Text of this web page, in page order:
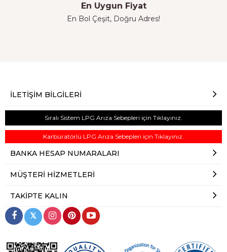
En Uygun Fiyat
En Bol Çeşit, Doğru Adres!
İLETIŞIM BILGILERI
Sıralı Sistem LPG Arıza Sebepleri için Tıklayınız.
Karbüratörlü LPG Arıza Sebepleri için Tıklayınız.
BANKA HESAP NUMARALARI
MÜŞTERI HIZMETLERI
TAKIPTE KALIN
𝕏